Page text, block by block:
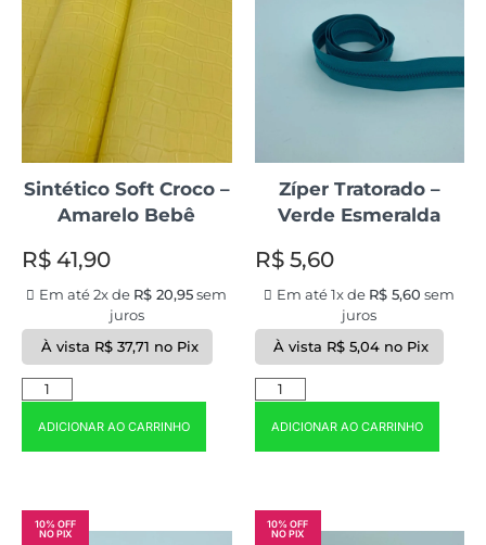
Sintético Soft Croco –
Amarelo Bebê
R$ 41,90
Em até 2x de R$ 20,95 sem
juros
À vista R$37,71 no Pix
ADICIONAR AO CARRINHO
Zíper Tratorado –
Verde Esmeralda
R$5,60
Em até 1x de R$ 5,60 sem
juros
À vista R$ 5,04 no Pix
ADICIONAR AO CARRINHO
10% OFF
NO PIX
10% OFF
NO PIX